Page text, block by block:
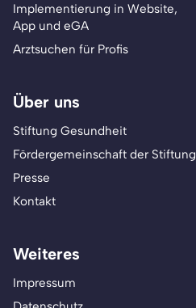
Implementierung in Website,
App und eGA
Arztsuchen für Profis
Über uns
Stiftung Gesundheit
Fördergemeinschaft der Stiftung
Presse
Kontakt
Weiteres
Impressum